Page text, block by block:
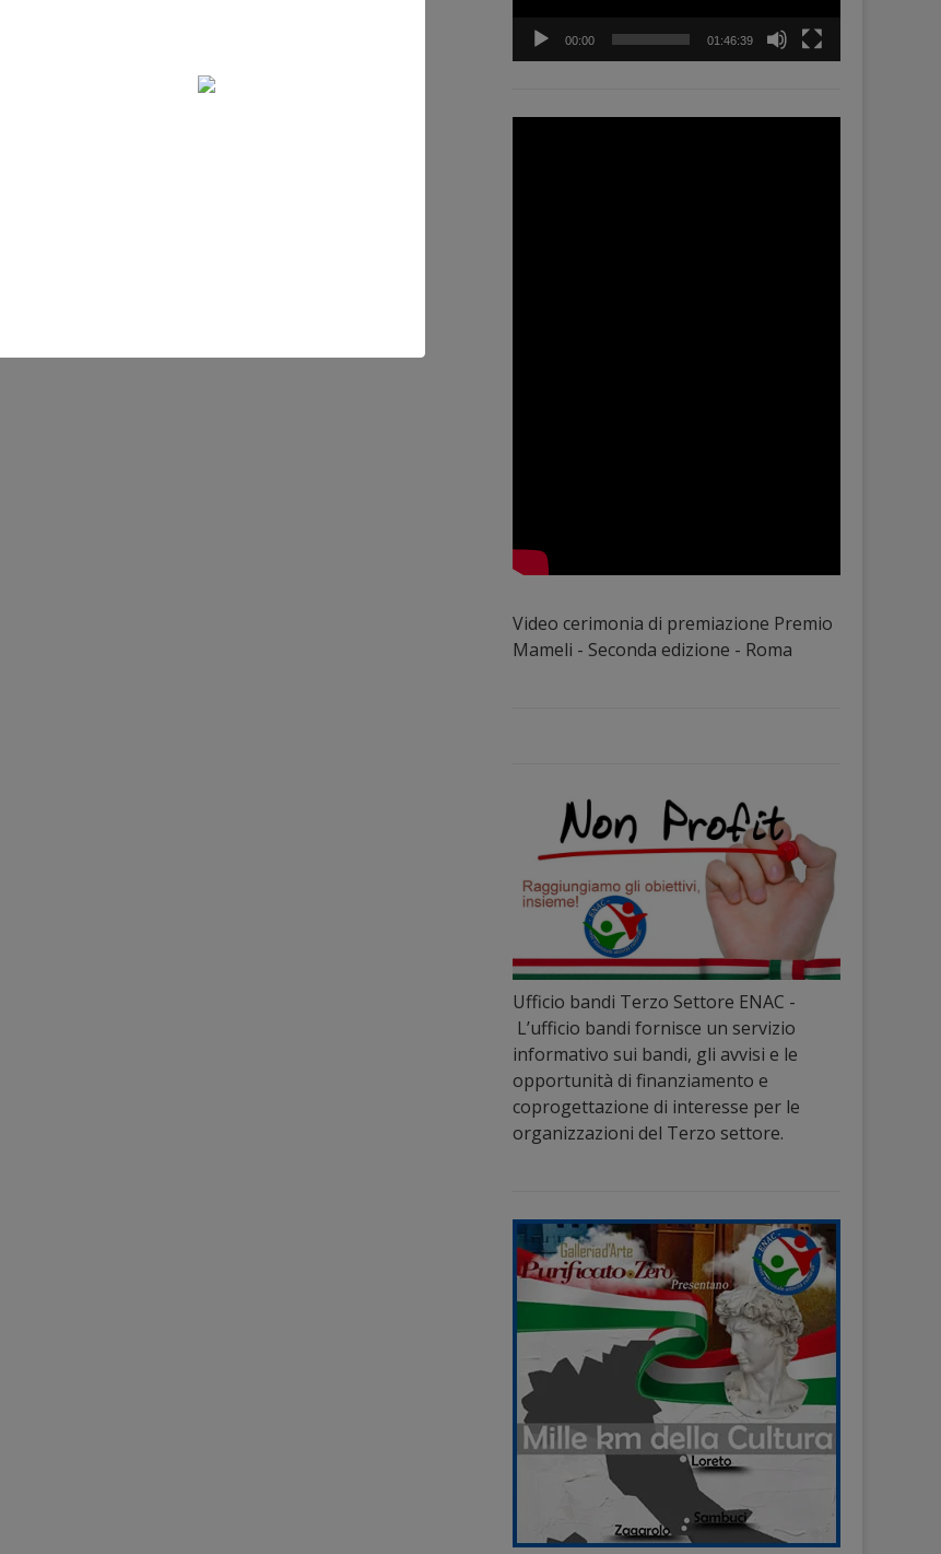
00:00 01:46:39
Video cerimonia di premiazione Premio
Mameli - Seconda edizione - Roma
Ufficio bandi Terzo Settore ENAC -
L’ufficio bandi fornisce un servizio
informativo sui bandi, gli avvisi e le
opportunità di finanziamento e
coprogettazione di interesse per le
organizzazioni del Terzo settore.